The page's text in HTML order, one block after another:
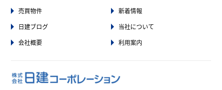
売買物件
新着情報
日建ブログ
当社について
会社概要
利用案内